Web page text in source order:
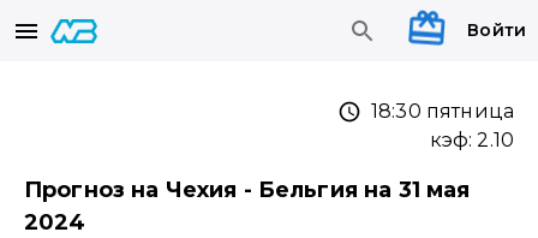
Войти
18:30 пятница
кэф:2.10
Прогноз на Чехия - Бельгия на 31 мая
2024